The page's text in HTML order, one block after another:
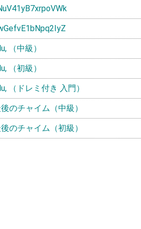
（中級）
（初級）
（ドレミ付き 入門）
のチャイム（中級）
のチャイム（初級）